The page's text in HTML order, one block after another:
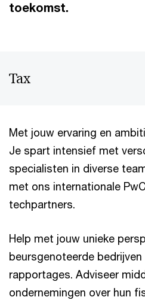
toekomst.
Tax
Met jouw ervaring en
Je spart intensief met
specialisten in diverse
met ons internationale
techpartners.
Help met jouw unieke
beursgenoteerde
rapportages. Adviseer
ondernemingen over hun